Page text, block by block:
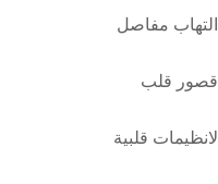
التهاب مفاصل
قصور قلب
لانظيمات قلبية